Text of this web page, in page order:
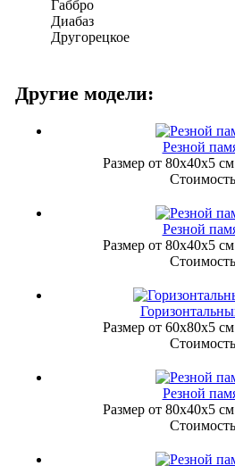
Габбро
Диабаз
Другорецкое
Другие модели:
Резной
Размер от 80х40х5
Резной
Размер от 80х40х5
Размер от 60х80х5
Резной
Размер от 80х40х5